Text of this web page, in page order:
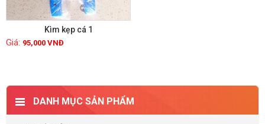
Kìm kẹp cá 1
95,000 VNĐ
DANH MỤC SẢN PHẨM